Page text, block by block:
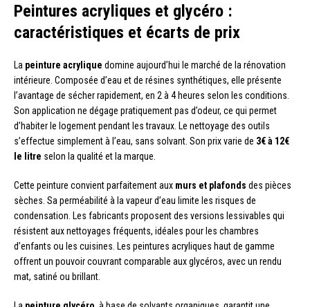
Peintures acryliques et glycéro :
caractéristiques et écarts de prix
La peinture acrylique domine aujourd’hui le marché de la rénovation
intérieure. Composée d’eau et de résines synthétiques, elle présente
l’avantage de sécher rapidement, en 2 à 4 heures selon les conditions.
Son application ne dégage pratiquement pas d’odeur, ce qui permet
d’habiter le logement pendant les travaux. Le nettoyage des outils
s’effectue simplement à l’eau, sans solvant. Son prix varie de 3€ à 12€
le litre selon la qualité et la marque.
Cette peinture convient parfaitement aux murs et plafonds des pièces
sèches. Sa perméabilité à la vapeur d’eau limite les risques de
condensation. Les fabricants proposent des versions lessivables qui
résistent aux nettoyages fréquents, idéales pour les chambres
d’enfants ou les cuisines. Les peintures acryliques haut de gamme
offrent un pouvoir couvrant comparable aux glycéros, avec un rendu
mat, satiné ou brillant.